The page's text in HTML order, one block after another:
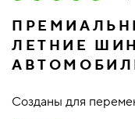
ЛЕТНИЕ
Созданы для